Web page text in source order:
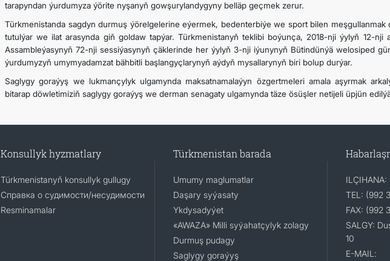
tarapyndan ýurdumyza ýörite nyşanyň gowşurylandygyny belläp geçmek zerur.
Türkmenistanda sagdyn durmuş ýörelgelerine eýermek, bedenterbiýe we sport bilen
tutulýar we ilat arasynda giň goldaw tapýar. Türkmenistanyň teklibi boýunça, 2018-nji ýylyň 12-nji
Assambleýasynyň 72-nji sessiýasynyň çäklerinde her ýylyň 3-nji iýunynyň Bütindünýä welosiped
ýurdumyzyň umymyadamzat bähbitli başlangyçlarynyň aýdyň mysallarynyň biri bolup durýar.
Saglygy goraýyş we lukmançylyk ulgamynda maksatnamalaýyn özgertmeleri amala aşyrmak
bitarap döwletimiziň saglygy goraýyş we derman senagaty ulgamynda täze ösüşler netijeli üpjün
Konsullyk hyzmatlary
Türkmenistanyň konsullyk gullugy
Справка о судимости/несудимости
Resminamalar
Türkmenistan barada
Umumy maglumatlar
Daşary syýasaty
Ykdysadyýet
«AWAZA» Milli syýahatçylyk zolagy
Durmuş pudagy
Saglygy goraýyş
ILÇIHANA:
TEL: (992
FAX: (992
SALGY:
10
E-MAIL: